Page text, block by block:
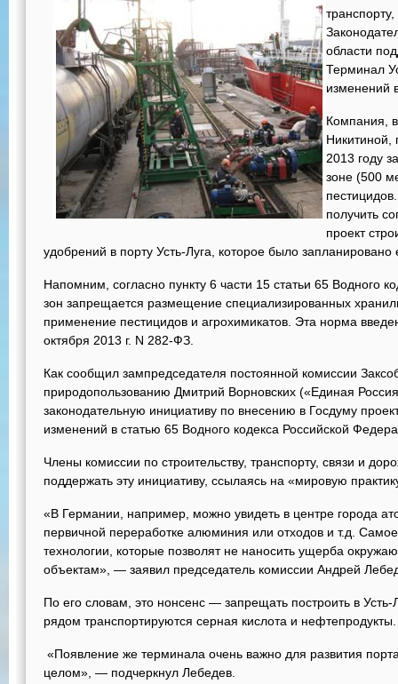
области
Терминал
изменений
Компания,
Никитиной,
2013 году
зоне (500
получить
проект
удобрений в порту Усть-Луга, которое было запланировано
Напомним, согласно пункту 6 части 15 статьи 65 Водного
зон запрещается размещение специализированных
применение пестицидов и агрохимикатов. Эта норма
октября 2013 г. N 282-ФЗ.
Как сообщил зампредседателя постоянной комиссии
природопользованию Дмитрий Ворновских («Единая
законодательную инициативу по внесению в Госдуму
изменений в статью 65 Водного кодекса Российской
Члены комиссии по строительству, транспорту, связи и
поддержать эту инициативу, ссылаясь на «мировую
«В Германии, например, можно увидеть в центре города
первичной переработке алюминия или отходов и т.д.
технологии, которые позволят не наносить ущерба
объектам», — заявил председатель комиссии Андрей
По его словам, это нонсенс — запрещать построить в
рядом транспортируются серная кислота и нефтепродукты.
«Появление же терминала очень важно для развития
целом», — подчеркнул Лебедев.